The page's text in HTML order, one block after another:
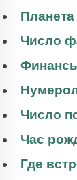
Число
Число
Час
Где